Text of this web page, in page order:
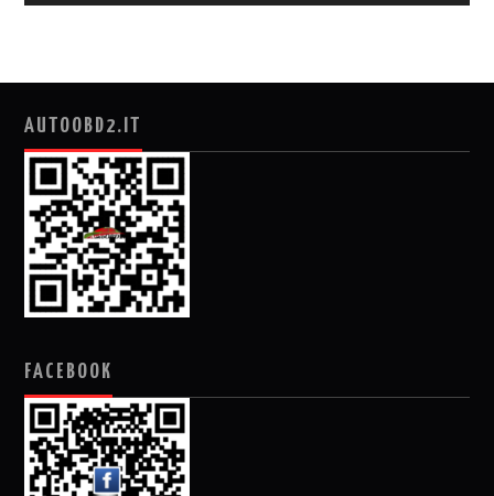
AUTOOBD2.IT
FACEBOOK